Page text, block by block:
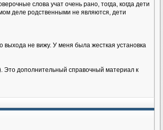
слова учат очень рано, тогда, когда дети
деле родственными не являются, дети
выхода не вижу. У меня была жесткая установка
Это дополнительный справочный материал к